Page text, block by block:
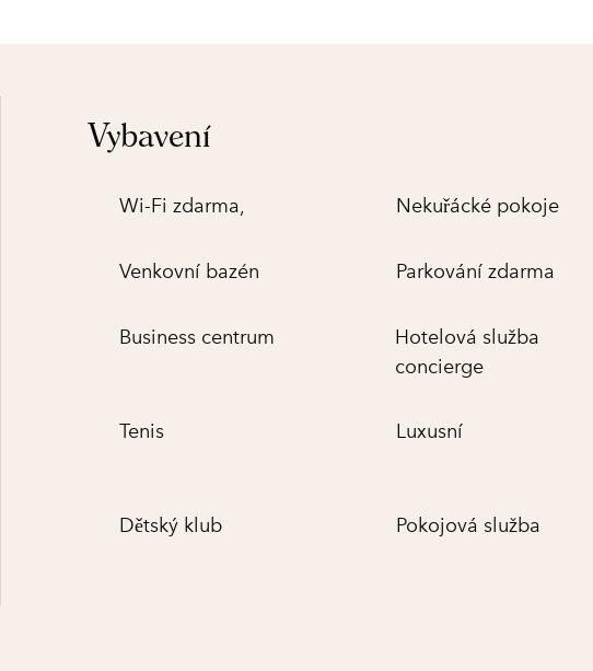
Vybavení
Wi-Fi zdarma, Nekuřácké pokoje
Venkovní bazén Parkování zdarma
Business centrum
Hotelová služba
concierge
Tenis Luxusní
Dětský klub Pokojová služba